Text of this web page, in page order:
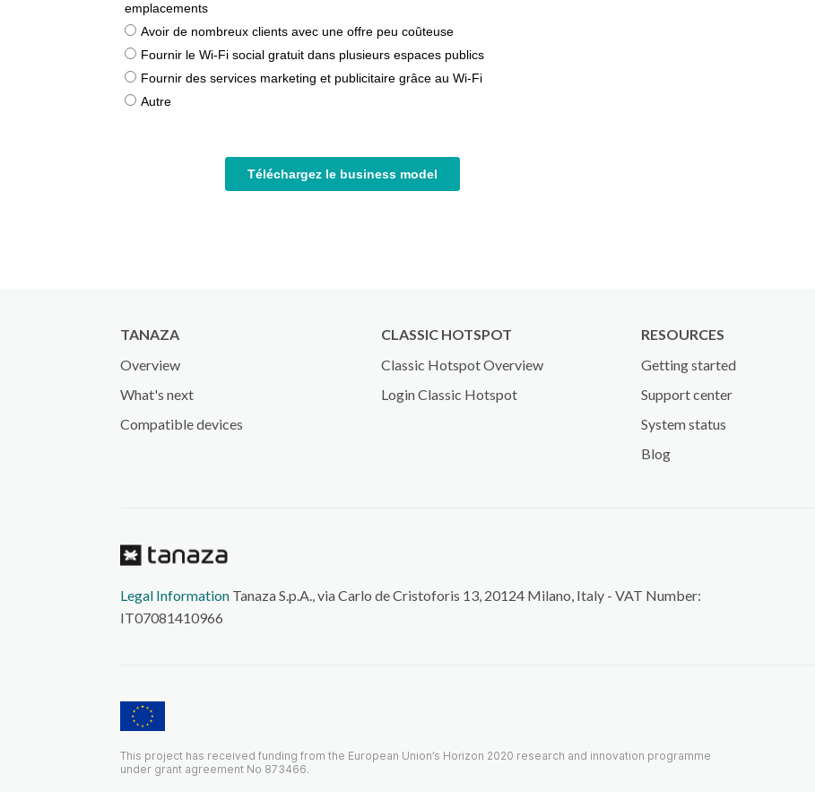
TANAZA
Overview
What's next
Compatible devices
CLASSIC HOTSPOT
Classic Hotspot Overview
Login Classic Hotspot
RESOURCES
Getting started
Support center
System status
Blog
Legal Information Tanaza S.p.A., via Carlo de Cristoforis 13, 20124 Milano, Italy - VAT Number:
IT07081410966
This project has received funding from the European Union’s Horizon 2020 research and innovation programme
under grant agreement No 873466.